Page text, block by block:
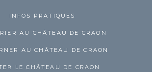
INFOS PRATIQUES
AU CHÂTEAU DE CRAON
AU CHÂTEAU DE CRAON
LE CHÂTEAU DE CRAON